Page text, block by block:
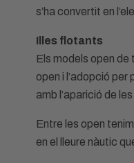
s’ha convertit en
Illes flotants
Els models open de
open i l’adopció
amb l’aparició de
Entre les open
en el lleure nàutic